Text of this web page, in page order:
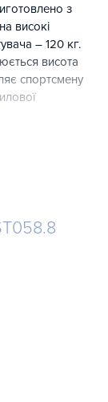
з
високі
– 120 кг.
висота
спортсмену